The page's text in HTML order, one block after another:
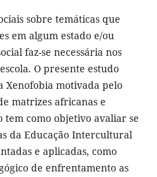
sobre temáticas que
em algum estado e/ou
faz-se necessária nos
O presente estudo
Xenofobia motivada pelo
matrizes africanas e
tem como objetivo avaliar se
da Educação Intercultural
e aplicadas, como
de enfrentamento as